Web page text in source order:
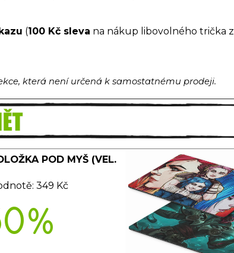
(100 Kč sleva na nákup libovolného trička z
která není určená k samostatnému prodeji.
POD MYŠ (VEL.
349 Kč